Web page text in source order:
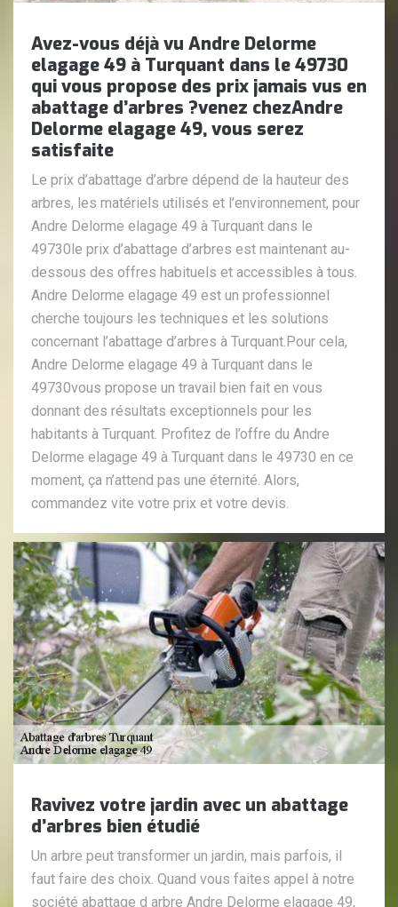
Avez-vous déjà vu Andre Delorme
elagage 49 à Turquant dans le 49730
qui vous propose des prix jamais vus en
abattage d’arbres ?venez chezAndre
Delorme elagage 49, vous serez
satisfaite
Le prix d’abattage d’arbre dépend de la hauteur des
arbres, les matériels utilisés et l’environnement, pour
Andre Delorme elagage 49 à Turquant dans le
49730le prix d’abattage d’arbres est maintenant au-
dessous des offres habituels et accessibles à tous.
Andre Delorme elagage 49 est un professionnel
cherche toujours les techniques et les solutions
concernant l’abattage d’arbres à Turquant.Pour cela,
Andre Delorme elagage 49 à Turquant dans le
49730vous propose un travail bien fait en vous
donnant des résultats exceptionnels pour les
habitants à Turquant. Profitez de l’offre du Andre
Delorme elagage 49 à Turquant dans le 49730 en ce
moment, ça n’attend pas une éternité. Alors,
commandez vite votre prix et votre devis.
Ravivez votre jardin avec un abattage
d’arbres bien étudié
Un arbre peut transformer un jardin, mais parfois, il
faut faire des choix. Quand vous faites appel à notre
société abattage d arbre Andre Delorme elagage 49,